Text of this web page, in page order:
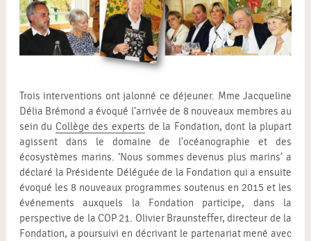
Trois interventions ont jalonné ce déjeuner. Mme Jacqueline
Délia Brémond a évoqué l’arrivée de 8 nouveaux membres au
sein du Collège des experts de la Fondation, dont la plupart
agissent dans le domaine de l’océanographie et des
écosystèmes marins. ‘Nous sommes devenus plus marins’ a
déclaré la Présidente Déléguée de la Fondation qui a ensuite
évoqué les 8 nouveaux programmes soutenus en 2015 et les
événements auxquels la Fondation participe, dans la
perspective de la COP 21. Olivier Braunsteffer, directeur de la
Fondation, a poursuivi en décrivant le partenariat mené avec